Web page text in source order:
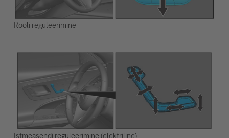
Rooli reguleerimine
Istmeasendi reguleerimine (elektriline)